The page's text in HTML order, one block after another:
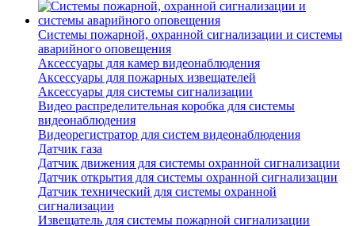
Системы пожарной, охранной сигнализации и системы
аварийного оповещения
Аксессуары для камер видеонаблюдения
Аксессуары для пожарных извещателей
Аксессуары для системы сигнализации
Видео распределительная коробка для системы
видеонаблюдения
Видеорегистратор для систем видеонаблюдения
Датчик газа
Датчик движения для системы охранной сигнализации
Датчик открытия для системы охранной сигнализации
Датчик технический для системы охранной
сигнализации
Извещатель для системы пожарной сигнализации